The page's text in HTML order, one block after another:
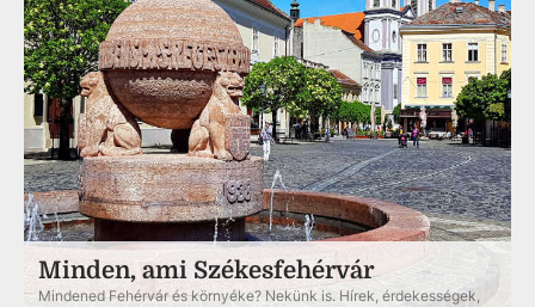
Minden, ami Székesfehérvár
Mindened Fehérvár és környéke? Nekünk is. Hírek, érdekességek,